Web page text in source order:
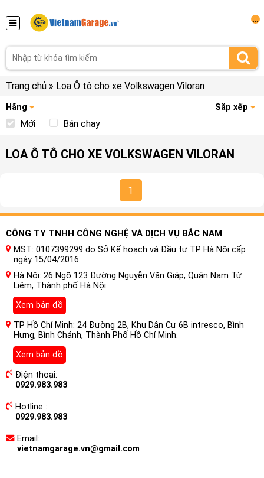
Trang chủ » Loa Ô tô cho xe Volkswagen Viloran
Hãng Sắp xếp
Mới Bán chạy
LOA Ô TÔ CHO XE VOLKSWAGEN VILORAN
1
CÔNG TY TNHH CÔNG NGHỆ VÀ DỊCH VỤ BẮC NAM
MST: 0107399299 do Sở Kế hoạch và Đầu tư TP Hà Nội cấp
ngày 15/04/2016
Hà Nội: 26 Ngõ 123 Đường Nguyễn Văn Giáp, Quận Nam Từ
Liêm, Thành phố Hà Nội.
Xem bản đồ
TP Hồ Chí Minh: 24 Đường 2B, Khu Dân Cư 6B intresco, Bình
Hưng, Bình Chánh, Thành Phố Hồ Chí Minh.
Xem bản đồ
Điện thoại:
0929.983.983
Hotline :
0929.983.983
Email:
vietnamgarage.vn@gmail.com